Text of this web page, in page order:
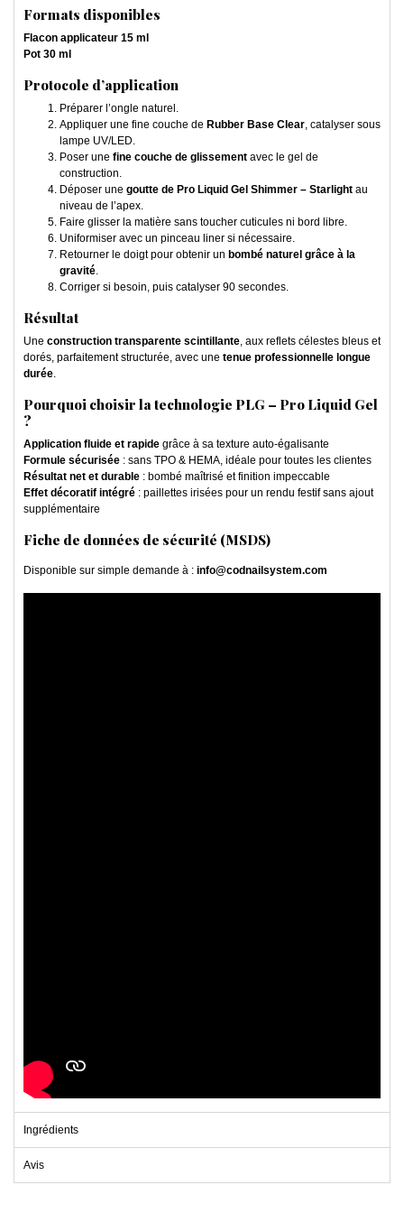
Formats disponibles
Flacon applicateur 15 ml
Pot 30 ml
Protocole d’application
Préparer l’ongle naturel.
Appliquer une fine couche de Rubber Base Clear, catalyser sous
lampe UV/LED.
Poser une fine couche de glissement avec le gel de
construction.
Déposer une goutte de Pro Liquid Gel Shimmer – Starlight au
niveau de l’apex.
Faire glisser la matière sans toucher cuticules ni bord libre.
Uniformiser avec un pinceau liner si nécessaire.
Retourner le doigt pour obtenir un bombé naturel grâce à la
gravité.
Corriger si besoin, puis catalyser 90 secondes.
Résultat
Une construction transparente scintillante, aux reflets célestes bleus et
dorés, parfaitement structurée, avec une tenue professionnelle longue
durée.
Pourquoi choisir la technologie PLG – Pro Liquid Gel
?
Application fluide et rapide grâce à sa texture auto-égalisante
Formule sécurisée : sans TPO & HEMA, idéale pour toutes les clientes
Résultat net et durable : bombé maîtrisé et finition impeccable
Effet décoratif intégré : paillettes irisées pour un rendu festif sans ajout
supplémentaire
Fiche de données de sécurité (MSDS)
Disponible sur simple demande à : info@codnailsystem.com
Ingrédients
Avis